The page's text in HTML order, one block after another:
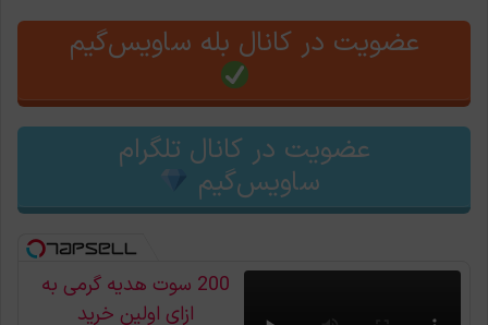
عضویت در کانال بله ساویس‌گیم
عضویت در کانال تلگرام
ساویس‌گیم
200 سوت هدیه گرمی به
ازای اولین خرید